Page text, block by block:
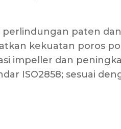
paten
kekuatan poros
impeller dan
ISO2858; sesuai